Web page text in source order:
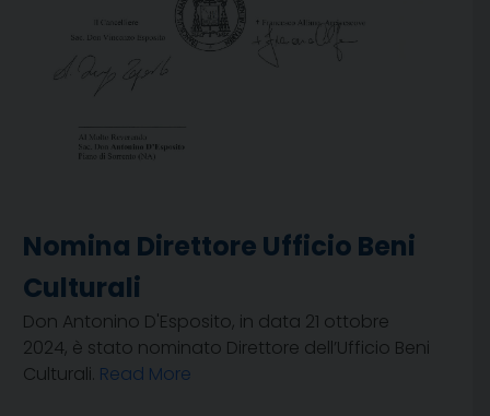
Nomina Direttore Ufficio Beni
Culturali
Don Antonino D'Esposito, in data 21 ottobre
2024, è stato nominato Direttore dell’Ufficio Beni
Culturali. Read More